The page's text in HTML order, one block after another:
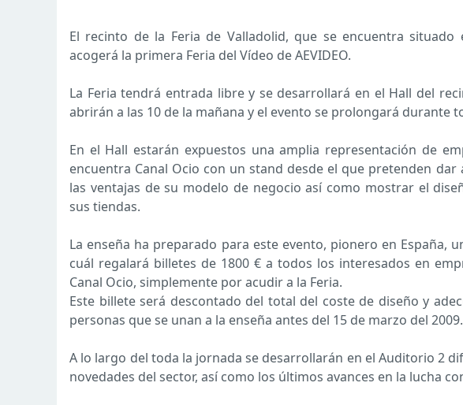
El recinto de la Feria de Valladolid, que se encuentra situado
acogerá la primera Feria del Vídeo de AEVIDEO.
La Feria tendrá entrada libre y se desarrollará en el Hall del
abrirán a las 10 de la mañana y el evento se prolongará durante
En el Hall estarán expuestos una amplia representación de
encuentra Canal Ocio con un stand desde el que pretenden
las ventajas de su modelo de negocio así como mostrar el
sus tiendas.
La enseña ha preparado para este evento, pionero en España,
cuál regalará billetes de 1800 € a todos los interesados en
Canal Ocio, simplemente por acudir a la Feria.
Este billete será descontado del total del coste de diseño y
personas que se unan a la enseña antes del 15 de marzo del 2009.
A lo largo del toda la jornada se desarrollarán en el Auditorio 2
novedades del sector, así como los últimos avances en la lucha